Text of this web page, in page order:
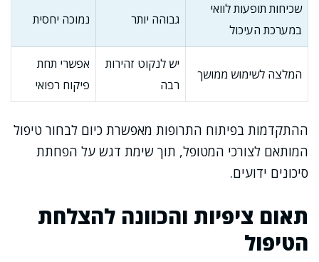
שכיחות תופעות לוואי
במערכת העיכול
גבוהה יותר נמוכה יחסית
המלצה לשימוש ממושך
יש לנקוט זהירות
רבה
אפשרי תחת
פיקוח רפואי
ההתקדמות בפיתוח התרופות מאפשרת כיום לבחור טיפול
המותאם לצורכי המטופל, תוך שימת דגש על הפחתת
סיכונים ידועים.
תאום ציפיות והכוונה להצלחת
הטיפול